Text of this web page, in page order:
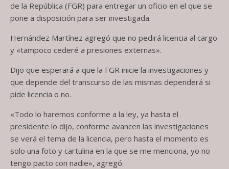
de la República (FGR) para entregar un oficio en el que se
pone a disposición para ser investigada.
Hernández Martínez agregó que no pedirá licencia al cargo
y «tampoco cederé a presiones externas».
Dijo que esperará a que la FGR inicie la investigaciones y
que depende del transcurso de las mismas dependerá si
pide licencia o no.
«Todo lo haremos conforme a la ley, ya hasta el
presidente lo dijo, conforme avancen las investigaciones
se verá el tema de la licencia, pero hasta el momento es
solo una foto y cartulina en la que se me menciona, yo no
tengo pacto con nadie», agregó.